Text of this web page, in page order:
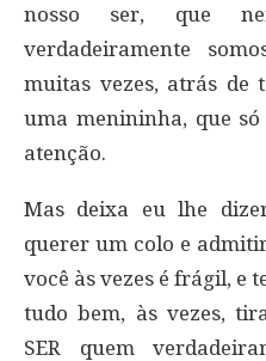
nosso ser, que
verdadeiramente
muitas vezes, atrás de
uma menininha, que
atenção.
Mas deixa eu lhe
querer um colo e
você às vezes é frágil, e
tudo bem, às vezes,
SER quem